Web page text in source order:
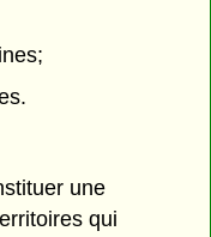
une
qui